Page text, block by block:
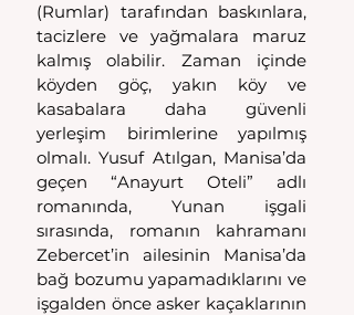
(Rumlar) tarafından baskınlara,
tacizlere ve yağmalara maruz
kalmış olabilir. Zaman içinde
köyden göç, yakın köy ve
kasabalara daha güvenli
yerleşim birimlerine yapılmış
olmalı. Yusuf Atılgan, Manisa’da
geçen “Anayurt Oteli” adlı
romanında, Yunan işgali
sırasında, romanın kahramanı
Zebercet’in ailesinin Manisa’da
bağ bozumu yapamadıklarını ve
işgalden önce asker kaçaklarının